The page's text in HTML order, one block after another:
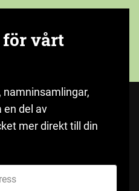
vårt
namninsamlingar,
en del av
mer direkt till din